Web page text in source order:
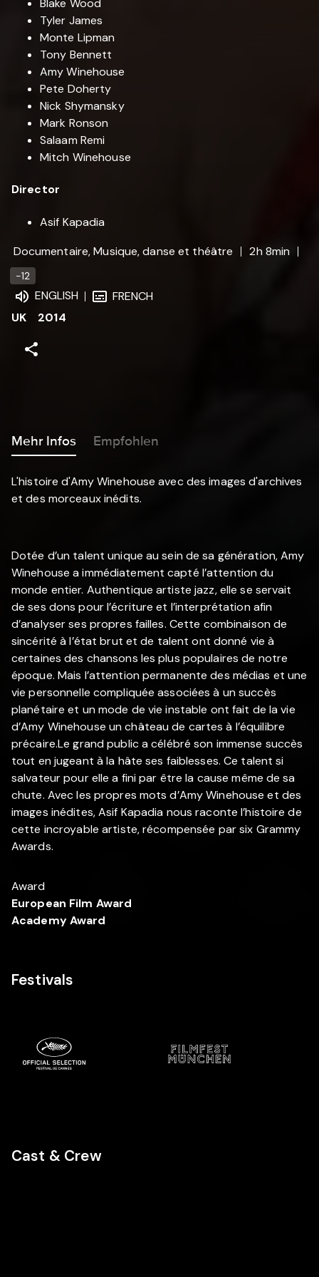
Blake Wood
Tyler James
Monte Lipman
Tony Bennett
Amy Winehouse
Pete Doherty
Nick Shymansky
Mark Ronson
Salaam Remi
Mitch Winehouse
Director
Asif Kapadia
Documentaire, Musique, danse et théâtre
2h 8min
-12
ENGLISH
FRENCH
UK
2014
Mehr Infos Empfohlen
L'histoire d'Amy Winehouse avec des images d'archives
et des morceaux inédits.
Dotée d’un talent unique au sein de sa génération, Amy
Winehouse a immédiatement capté l’attention du
monde entier. Authentique artiste jazz, elle se servait
de ses dons pour l’écriture et l’interprétation afin
d’analyser ses propres failles. Cette combinaison de
sincérité à l’état brut et de talent ont donné vie à
certaines des chansons les plus populaires de notre
époque. Mais l’attention permanente des médias et une
vie personnelle compliquée associées à un succès
planétaire et un mode de vie instable ont fait de la vie
d’Amy Winehouse un château de cartes à l’équilibre
précaire.Le grand public a célébré son immense succès
tout en jugeant à la hâte ses faiblesses. Ce talent si
salvateur pour elle a fini par être la cause même de sa
chute. Avec les propres mots d’Amy Winehouse et des
images inédites, Asif Kapadia nous raconte l’histoire de
cette incroyable artiste, récompensée par six Grammy
Awards.
Award
European Film Award
Academy Award
Festivals
Cast & Crew